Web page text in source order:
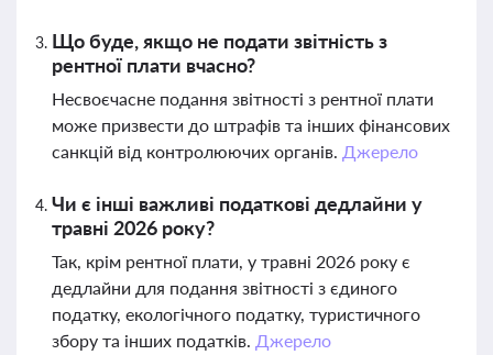
Що буде, якщо не подати звітність з
рентної плати вчасно?
Несвоєчасне подання звітності з рентної плати
може призвести до штрафів та інших фінансових
санкцій від контролюючих органів. Джерело
Чи є інші важливі податкові дедлайни у
травні 2026 року?
Так, крім рентної плати, у травні 2026 року є
дедлайни для подання звітності з єдиного
податку, екологічного податку, туристичного
збору та інших податків. Джерело